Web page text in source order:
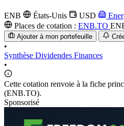
ENB États-Unis USD
Places de cotation : ENB.TO
Ajouter à mon portefeuille
•
Synthèse Dividendes Finances
•
Cette cotation renvoie à la fiche
(ENB.TO).
Sponsorisé